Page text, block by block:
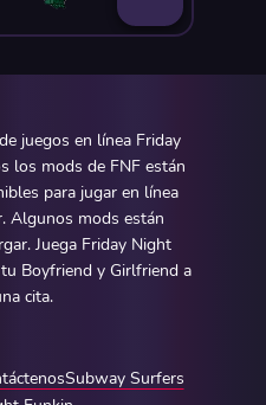
juegos en línea Friday
los mods de FNF están
para jugar en línea
Algunos mods están
Juega Friday Night
Boyfriend y Girlfriend a
cita.
Subway Surfers